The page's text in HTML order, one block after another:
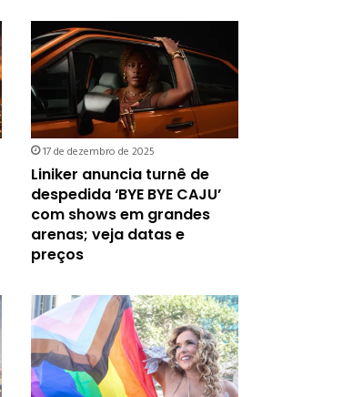
17 de dezembro de 2025
Liniker anuncia turnê de
despedida ‘BYE BYE CAJU’
com shows em grandes
arenas; veja datas e
preços